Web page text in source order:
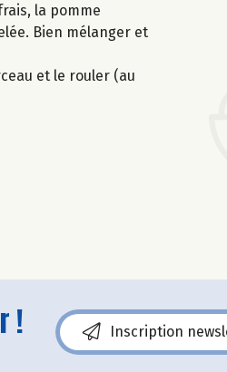
la pomme
Bien mélanger et
et le rouler (au
! Inscription